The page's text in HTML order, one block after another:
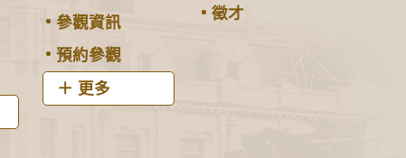
參觀資訊
預約參觀
更多
徵才